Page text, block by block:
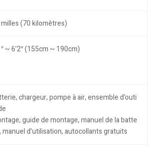
(70 kilomètres)
~ 6’2″ (155cm ~ 190cm)
chargeur, pompe à air, ensemble d’outi
guide de montage, manuel de la batte
manuel d’utilisation, autocollants gratuits